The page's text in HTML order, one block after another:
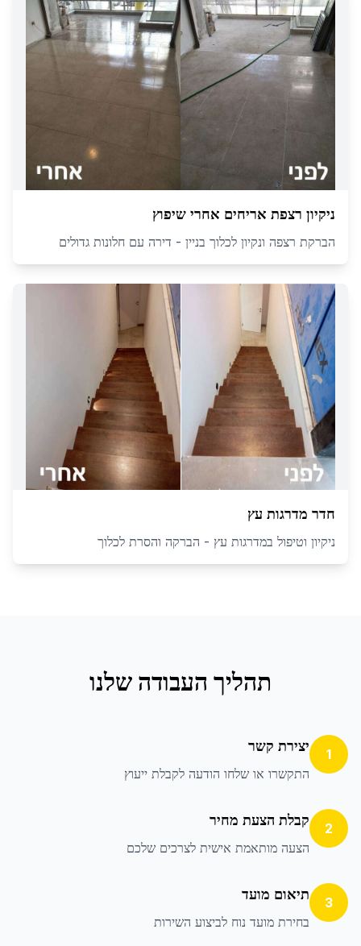
ניקיון רצפת אריחים אחרי שיפוץ
הברקת רצפה ונקיון לכלוך בניין - דירה עם חלונות גדולים
חדר מדרגות עץ
ניקיון וטיפול במדרגות עץ - הברקה והסרת לכלוך
תהליך העבודה שלנו
1 יצירת קשר
התקשרו או שלחו הודעה לקבלת ייעוץ
2 קבלת הצעת מחיר
הצעה מותאמת אישית לצרכים שלכם
3 תיאום מועד
בחירת מועד נוח לביצוע השירות